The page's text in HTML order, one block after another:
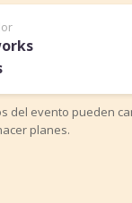
del evento pueden
planes.